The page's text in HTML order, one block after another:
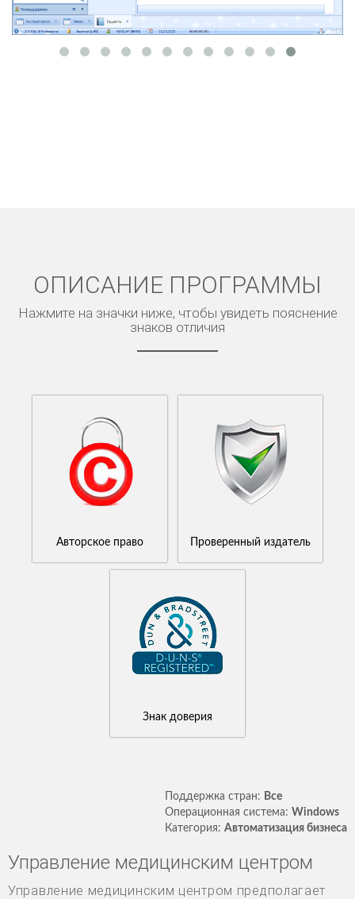
ОПИСАНИЕ ПРОГРАММЫ
Нажмите на значки ниже, чтобы увидеть пояснение
знаков отличия
Авторское право Проверенный издатель
Знак доверия
Поддержка стран: Все
Операционная система: Windows
Категория: Автоматизация бизнеса
Управление медицинским центром
Управление медицинским центром предполагает